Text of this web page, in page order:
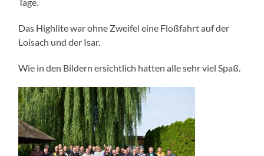
Das Highlite war ohne Zweifel eine Floßfahrt auf der
Loisach und der Isar.
Wie in den Bildern ersichtlich hatten alle sehr viel Spaß.